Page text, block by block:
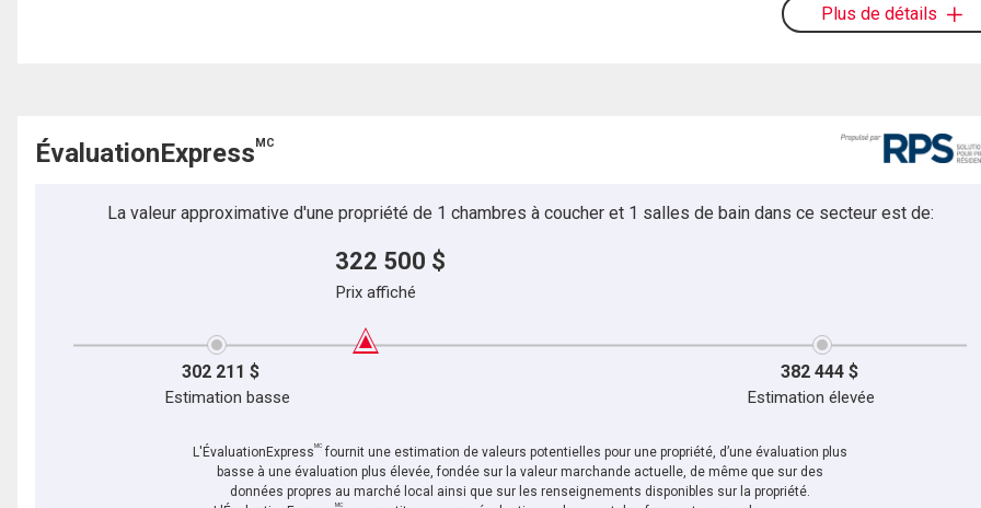
Plus de détails
ÉvaluationExpressMC
La valeur approximative d'une propriété de 1 chambres à coucher et 1 salles de bain dans ce secteur est de:
322 500 $
Prix affiché
302 211 $ 382 444 $
Estimation basse Estimation élevée
L'ÉvaluationExpressMC fournit une estimation de valeurs potentielles pour une propriété, d’une évaluation plus
basse à une évaluation plus élevée, fondée sur la valeur marchande actuelle, de même que sur des
données propres au marché local ainsi que sur les renseignements disponibles sur la propriété.
MC